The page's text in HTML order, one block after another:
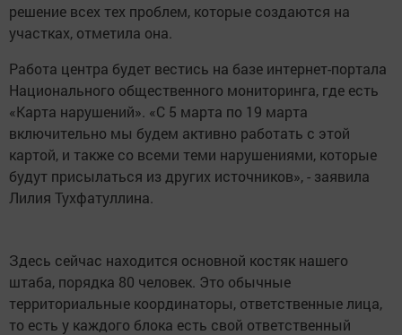
решение всех тех проблем, которые создаются на
участках, отметила она.
Работа центра будет вестись на базе интернет-портала
Национального общественного мониторинга, где есть
«Карта нарушений». «С 5 марта по 19 марта
включительно мы будем активно работать с этой
картой, и также со всеми теми нарушениями, которые
будут присылаться из других источников», - заявила
Лилия Тухфатуллина.
Здесь сейчас находится основной костяк нашего
штаба, порядка 80 человек. Это обычные
территориальные координаторы, ответственные лица,
то есть у каждого блока есть свой ответственный